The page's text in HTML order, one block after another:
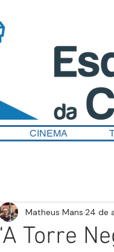
CINEMA
‘A Torre
Matheus Mans 24 de